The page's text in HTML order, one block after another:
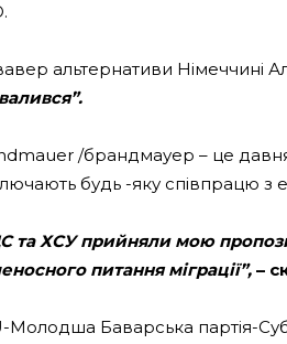
альтернативи Німеччині
/брандмауер – це давня
будь -яку співпрацю з
та ХСУ прийняли мою
питання міграції”, –
Молодша Баварська партія-